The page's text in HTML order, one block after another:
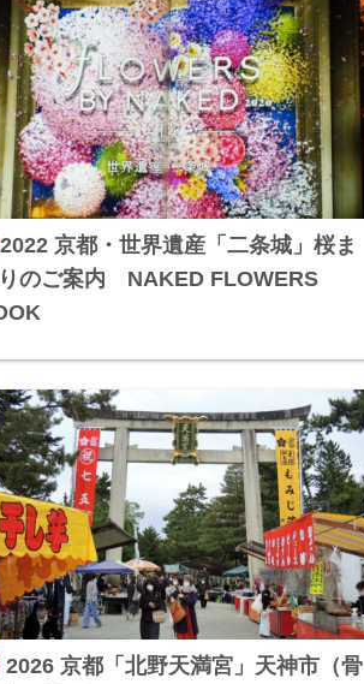
2022 京都・世界遺産「二条城」桜ま
のご案内 NAKED FLOWERS
2026 京都「北野天満宮」天神市（骨